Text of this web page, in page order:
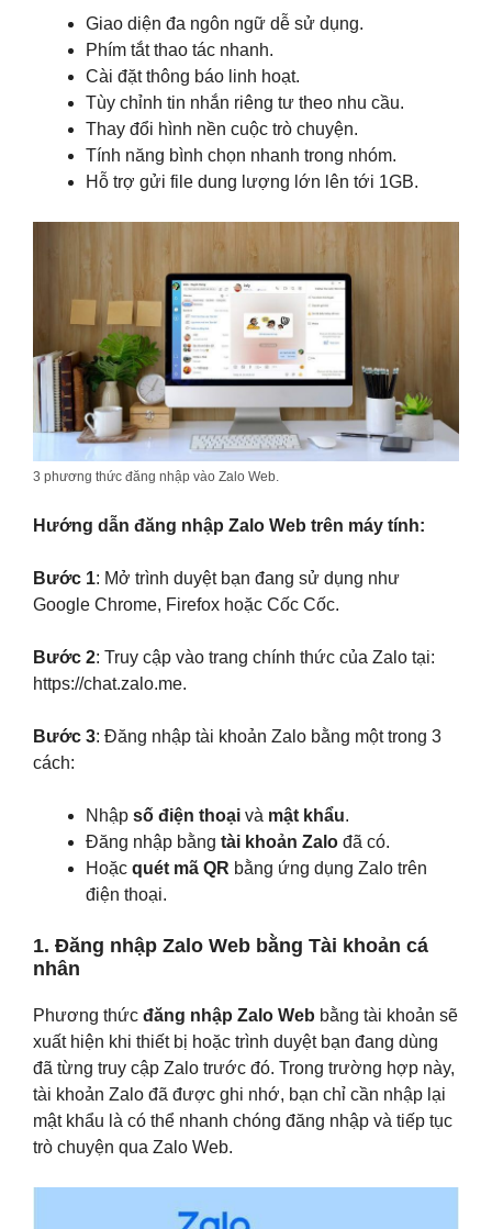
Giao diện đa ngôn ngữ dễ sử dụng.
Phím tắt thao tác nhanh.
Cài đặt thông báo linh hoạt.
Tùy chỉnh tin nhắn riêng tư theo nhu cầu.
Thay đổi hình nền cuộc trò chuyện.
Tính năng bình chọn nhanh trong nhóm.
Hỗ trợ gửi file dung lượng lớn lên tới 1GB.
3 phương thức đăng nhập vào Zalo Web.
Hướng dẫn đăng nhập Zalo Web trên máy tính:
Bước 1: Mở trình duyệt bạn đang sử dụng như
Google Chrome, Firefox hoặc Cốc Cốc.
Bước 2: Truy cập vào trang chính thức của Zalo tại:
https://chat.zalo.me.
Bước 3: Đăng nhập tài khoản Zalo bằng một trong 3
cách:
Nhập số điện thoại và mật khẩu.
Đăng nhập bằng tài khoản Zalo đã có.
Hoặc quét mã QR bằng ứng dụng Zalo trên
điện thoại.
1. Đăng nhập Zalo Web bằng Tài khoản cá
nhân
Phương thức đăng nhập Zalo Web bằng tài khoản sẽ
xuất hiện khi thiết bị hoặc trình duyệt bạn đang dùng
đã từng truy cập Zalo trước đó. Trong trường hợp này,
tài khoản Zalo đã được ghi nhớ, bạn chỉ cần nhập lại
mật khẩu là có thể nhanh chóng đăng nhập và tiếp tục
trò chuyện qua Zalo Web.